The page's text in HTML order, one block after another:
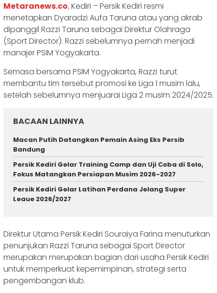
Metaranews.co, Kediri – Persik Kediri resmi
menetapkan Dyaradzi Aufa Taruna atau yang akrab
dipanggil Razzi Taruna sebagai Direktur Olahraga
(Sport Director). Razzi sebelumnya pernah menjadi
manajer PSIM Yogyakarta.
Semasa bersama PSIM Yogyakarta, Razzi turut
membantu tim tersebut promosi ke Liga 1 musim lalu,
setelah sebelumnya menjuarai Liga 2 musim 2024/2025.
BACAAN LAINNYA
Macan Putih Datangkan Pemain Asing Eks Persib
Bandung
Persik Kediri Gelar Training Camp dan Uji Coba di Solo,
Fokus Matangkan Persiapan Musim 2026-2027
Persik Kediri Gelar Latihan Perdana Jelang Super
Leaue 2026/2027
Direktur Utama Persik Kediri Souraiya Farina menuturkan
penunjukan Razzi Taruna sebagai Sport Director
merupakan merupakan bagian dari usaha Persik Kediri
untuk memperkuat kepemimpinan, strategi serta
pengembangan klub.